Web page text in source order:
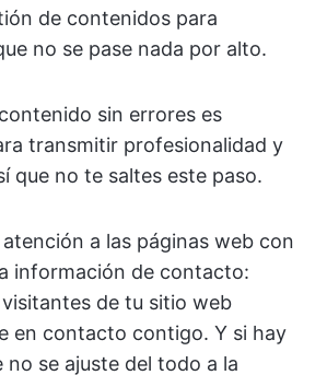
de contenidos para
no se pase nada por alto.
sin errores es
transmitir profesionalidad y
que no te saltes este paso.
a las páginas web con
información de contacto:
de tu sitio web
en contacto contigo. Y si hay
no se ajuste del todo a la